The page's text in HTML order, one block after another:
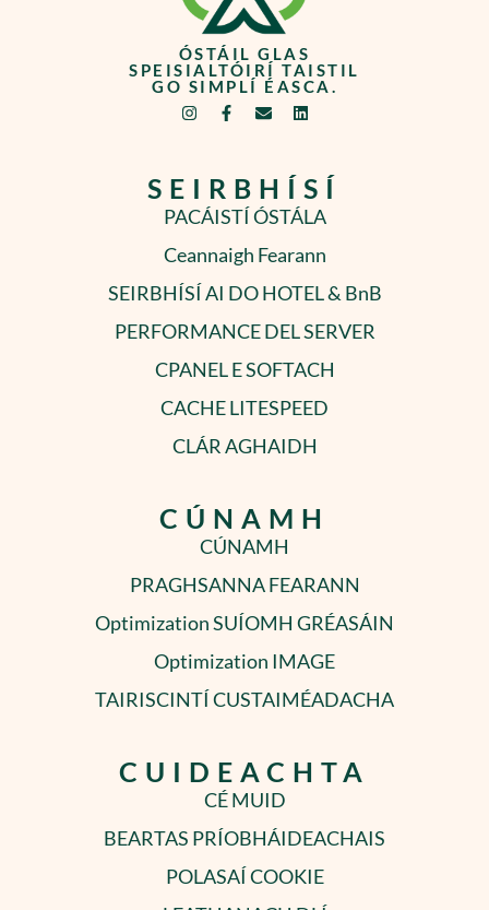
ÓSTÁIL GLAS
SPEISIALTÓIRÍ TAISTIL
GO SIMPLÍ ÉASCA.
SEIRBHÍSÍ
PACÁISTÍ ÓSTÁLA
Ceannaigh Fearann
SEIRBHÍSÍ AI DO HOTEL & BnB
PERFORMANCE DEL SERVER
CPANEL E SOFTACH
CACHE LITESPEED
CLÁR AGHAIDH
CÚNAMH
CÚNAMH
PRAGHSANNA FEARANN
Optimization SUÍOMH GRÉASÁIN
Optimization IMAGE
TAIRISCINTÍ CUSTAIMÉADACHA
CUIDEACHTA
CÉ MUID
BEARTAS PRÍOBHÁIDEACHAIS
POLASAÍ COOKIE